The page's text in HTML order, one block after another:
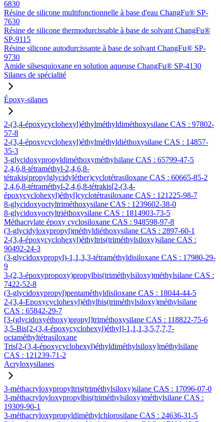
6830
Résine de silicone multifonctionnelle à base d'eau ChangFu® SP-
7630
Résine de silicone thermodurcissable à base de solvant ChangFu®
SP-9115
Résine silicone autodurcissante à base de solvant ChangFu® SP-
9730
Amide silsesquioxane en solution aqueuse ChangFu® SP-4130
Silanes de spécialité
Époxy-silanes
2-(3,4-époxycyclohexyl)éthylméthyldiméthoxysilane CAS : 97802-
57-8
2-(3,4-époxycyclohexyl)éthylméthyldiéthoxysilane CAS : 14857-
35-3
3-glycidoxypropyldiméthoxyméthylsilane CAS : 65799-47-5
2,4,6,8-tétraméthyl-2,4,6,8-
tétrakis(propylglycidyléther)cyclotétrasiloxane CAS : 60665-85-2
2,4,6,8-tétraméthyl-2,4,6,8-tétrakis[2-(3,4-
époxycyclohexyl)éthyl]cyclotétrasiloxane CAS : 121225-98-7
8-glycidoxyoctyltriméthoxysilane CAS : 1239602-38-0
8-glycidoxyoctyltriéthoxysilane CAS : 1814903-73-5
Méthacrylate époxy cyclosiloxane CAS : 948598-97-8
(3-glycidyloxypropyl)méthyldiéthoxysilane CAS : 2897-60-1
2-(3,4-époxycyclohexyl)éthyltris(triméthylsiloxy)silane CAS :
90492-24-3
(3-glycidoxypropyl)-1,1,3,3-tétraméthyldisiloxane CAS : 17980-29-
9
3-(2,3-époxypropoxy)propylbis(triméthylsiloxy)méthylsilane CAS :
7422-52-8
(3-glycidoxypropyl)pentaméthyldisiloxane CAS : 18044-44-5
2-(3,4-Epoxycyclohexyl)éthylbis(triméthylsiloxy)méthylsilane
CAS : 65842-29-7
[3-(glycidoxyéthoxy)propyl]triméthoxysilane CAS : 118822-75-6
3,5-Bis[2-(3,4-époxycyclohexyl)éthyl]-1,1,1,3,5,7,7,7-
octaméthyltétrasiloxane
Tris[2-(3,4-époxycyclohexyl)éthyldiméthylsiloxy]méthylsilane
CAS : 121239-71-2
Acryloxysilanes
3-méthacryloxypropyltris(triméthylsiloxy)silane CAS : 17096-07-0
3-méthacryloyloxypropylbis(triméthylsiloxy)méthylsilane CAS :
19309-90-1
3-méthacryloxypropyldiméthylchlorosilane CAS : 24636-31-5